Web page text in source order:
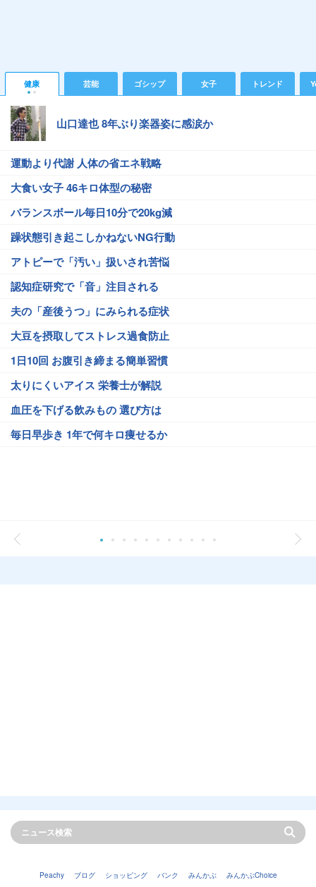
健康 芸能 ゴシップ 女子 トレンド
山口達也 8年ぶり楽器姿に感涙か
運動より代謝 人体の省エネ戦略
大食い女子 46キロ体型の秘密
バランスボール毎日10分で20kg減
躁状態引き起こしかねないNG行動
アトピーで「汚い」扱いされ苦悩
認知症研究で「音」注目される
夫の「産後うつ」にみられる症状
大豆を摂取してストレス過食防止
1日10回 お腹引き締まる簡単習慣
太りにくいアイス 栄養士が解説
血圧を下げる飲みもの 選び方は
毎日早歩き 1年で何キロ痩せるか
Peachy ブログ ショッピング バンク みんかぶ みんかぶChoice